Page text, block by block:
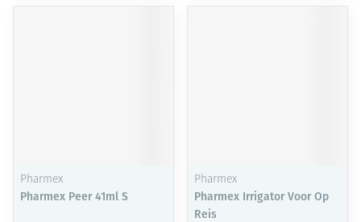
Pharmex
Pharmex Peer 41ml S
Pharmex
Pharmex Irrigator Voor Op
Reis